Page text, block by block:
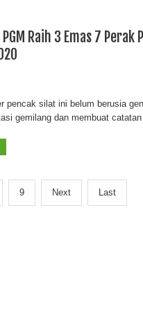
Raih 3 Emas 7
pencak silat ini belum berusia
gemilang dan membuat
9 Next Last